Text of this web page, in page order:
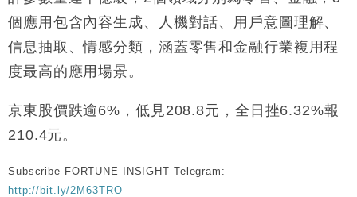
定高消費客群
17:40
財經｜本港6月零售額連升14個月 珠寶鐘錶銷售升勢
最強
16:33
財經｜滙控重啟最多10億美元回購 派息比率目標維持
15:11
財經｜SHEIN傳最快8月中招股 估值料降至400億美
元以下
可多飛一程
個應用包含內容生成、人機對話、用戶意圖理解、
信息抽取、情感分類，涵蓋零售和金融行業複用程
度最高的應用場景。
京東股價跌逾6%，低見208.8元，全日挫6.32%報
210.4元。
Subscribe FORTUNE INSIGHT Telegram:
http://bit.ly/2M63TRO